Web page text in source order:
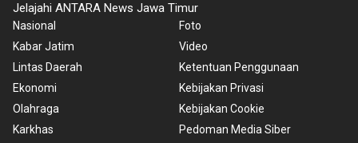
Jelajahi ANTARA News Jawa Timur
Nasional
Kabar Jatim
Lintas Daerah
Ekonomi
Olahraga
Karkhas
Foto
Video
Ketentuan Penggunaan
Kebijakan Privasi
Kebijakan Cookie
Pedoman Media Siber